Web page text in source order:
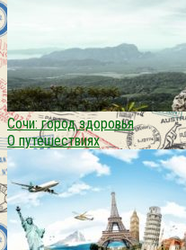
Сочи: город здоровья
О путешествиях